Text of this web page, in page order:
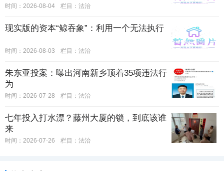
时间：2026-08-04 栏目： 法治
现实版的资本“鲸吞象”：利用一个无法执行
时间：2026-08-03 栏目： 法治
朱东亚投案：曝出河南新乡顶着35项违法行
为
时间：2026-07-28 栏目： 法治
七年投入打水漂？藤州大厦的锁，到底该谁
来
时间：2026-07-26 栏目： 法治